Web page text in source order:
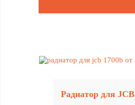
Радиатор для